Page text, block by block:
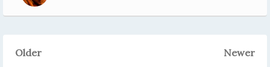
Older Newer